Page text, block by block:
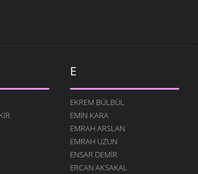
E
EKREM BÜLBÜL
EMIN KARA
EMRAH ARSLAN
EMRAH UZUN
ENSAR DEMIR
ERCAN AKSAKAL